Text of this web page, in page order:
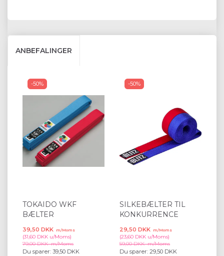
ANBEFALINGER
-50%
TOKAIDO WKF
BÆLTER
39,50 DKK m/Moms
(31,60 DKK u/Moms)
79,00 DKKm/Moms
Du sparer: 39,50 DKK
-50%
SILKEBÆLTER TIL
KONKURRENCE
29,50 DKK m/Moms
(23,60 DKK u/Moms)
59,00 DKKm/Moms
Du sparer: 29,50 DKK